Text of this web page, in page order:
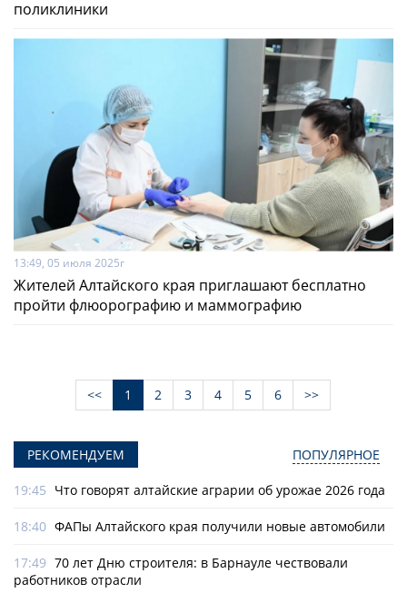
поликлиники
13:49, 05 июля 2025г
Жителей Алтайского края приглашают бесплатно
пройти флюорографию и маммографию
<< 1 2 3 4 5 6 >>
РЕКОМЕНДУЕМ ПОПУЛЯРНОЕ
19:45 Что говорят алтайские аграрии об урожае 2026 года
18:40 ФАПы Алтайского края получили новые автомобили
17:49 70 лет Дню строителя: в Барнауле чествовали
работников отрасли